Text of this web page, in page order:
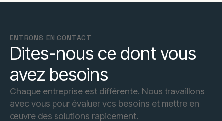
ENTRONS EN CONTACT
Dites-nous ce dont vous
avez besoins
Chaque entreprise est différente. Nous travaillons
avec vous pour évaluer vos besoins et mettre en
œuvre des solutions rapidement.